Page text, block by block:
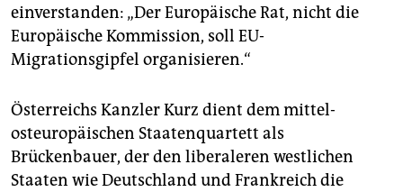
einverstanden: „Der Europäische Rat, nicht die
Europäische Kommission, soll EU-
Migrationsgipfel organisieren.“
Österreichs Kanzler Kurz dient dem mittel-
osteuropäischen Staatenquartett als
Brückenbauer, der den liberaleren westlichen
Staaten wie Deutschland und Frankreich die